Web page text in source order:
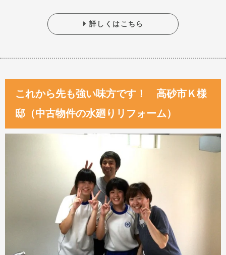
詳しくはこちら
これから先も強い味方です！ 高砂市Ｋ様
邸（中古物件の水廻りリフォーム）